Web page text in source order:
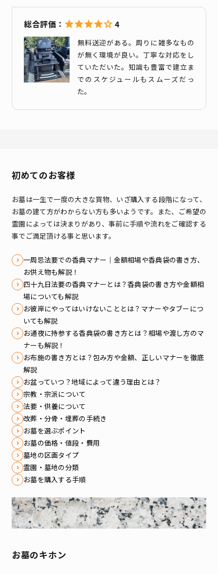
4
無料送迎がある。周りに雑多なもの
が無く環境が良い。丁寧な対応をし
ていただいた。知識も豊富で建立ま
でのスケジュールもスムーズだっ
た。
初めてのお客様
お墓は一生で一度の大きな買物、いざ購入する段階になって、
お墓の建て方がわからない方も多いようです。 また、ご希望の
霊園によっては決まりがあり、事前に手順や流れをご確認する
事でご満足頂ける事と思います。
一周忌法要での香典マナー｜金額相場や香典袋の書き方、
お供え物も解説！
四十九日法要の香典マナーとは？香典袋の書き方や金額相
場についても解説
お彼岸にやってはいけないこととは？マナーやタブーにつ
いても解説
お通夜に持参する香典袋の書き方とは？相場や渡し方のマ
ナーも解説！
お布施の書き方とは？包み方や金額、正しいマナーを徹底
解説
お盆っていつ？地域によって違う理由とは？
宗教・宗派について
法要・供養について
改葬・分骨・埋葬の手続き
お墓を選ぶポイント
お墓の価格・値段・費用
墓地の区画タイプ
霊園・墓地の分類
お墓を購入する手順
お墓のキホン